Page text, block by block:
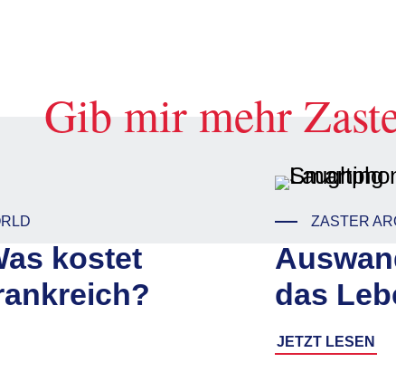
Gib mir mehr
kostet
ZASTER
das
JETZT LESEN